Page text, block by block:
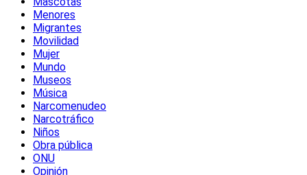
Menores
Migrantes
Movilidad
Mujer
Mundo
Museos
Música
Narcomenudeo
Narcotráfico
Niños
Obra pública
ONU
Opinión